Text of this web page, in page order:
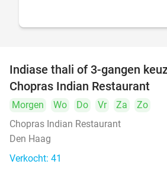
food
Indiase thali of 3-gangen
Chopras Indian Restaurant
Morgen Wo Do Vr Za
Zo
Chopras Indian Restaurant
Den Haag
Verkocht: 41